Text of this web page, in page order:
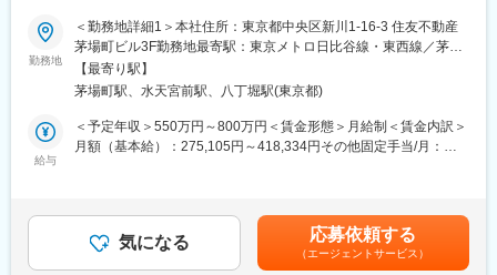
■同社の魅力
・当社の診断機器は適切な治療をする上で非常に重要で、高いシ
ェアも持っているなど、医療現場のお客様から高く評価されてい
ます。検査だけに留まらず、臨床医へのフィードバックまで一貫
して携わることができるのも大きなやりがいです。また、目標達
成率だけでなく、会社として定めている注力製品に対してのイン
センティブなどもあります。
クホルダーを意識して社内のリソースを活用しながら進めていく
ことが可能です。
バイオ医薬品を開発・製造する総合ヘルスケアグループの日本法
人である当社にて、MRを募集いたします。
■業務内容：
・MR職務の担当エリアにおいて当社製品の新規口座開設ならびに
シェアの拡大を目指す
・販売目標を達成させるために卸との協業を推進する
・担当エリア内のKOLを育成し、その地区における波及効果を目
践する
■採用背景：
勤務地
＜勤務地詳細1＞本社住所：東京都中央区新川1-16-3 住友不動産
茅場町ビル3F勤務地最寄駅：東京メトロ日比谷線・東西線／茅場
町駅受動喫煙対策：敷地内喫煙可能場所あり＜勤務地詳細2＞全国
住所：全国 受動喫煙対策：敷地内全面禁煙変更の範囲：会社の定
【最寄り駅】
茅場町駅、水天宮前駅、八丁堀駅(東京都)
給与
＜予定年収＞550万円～800万円＜賃金形態＞月給制＜賃金内訳＞
月額（基本給）：275,105円～418,334円その他固定手当/月：
残業手当＞有＜給与補足＞※年収は経験に応じて決定します。年収
には営業手当を含みます。※固定残業代は、時間外労働の有無に関
わらず40時間分が付きます。※別途営業日当支給（2,000円/日）賃
気になる 応募依頼する
（エージェントサービス）